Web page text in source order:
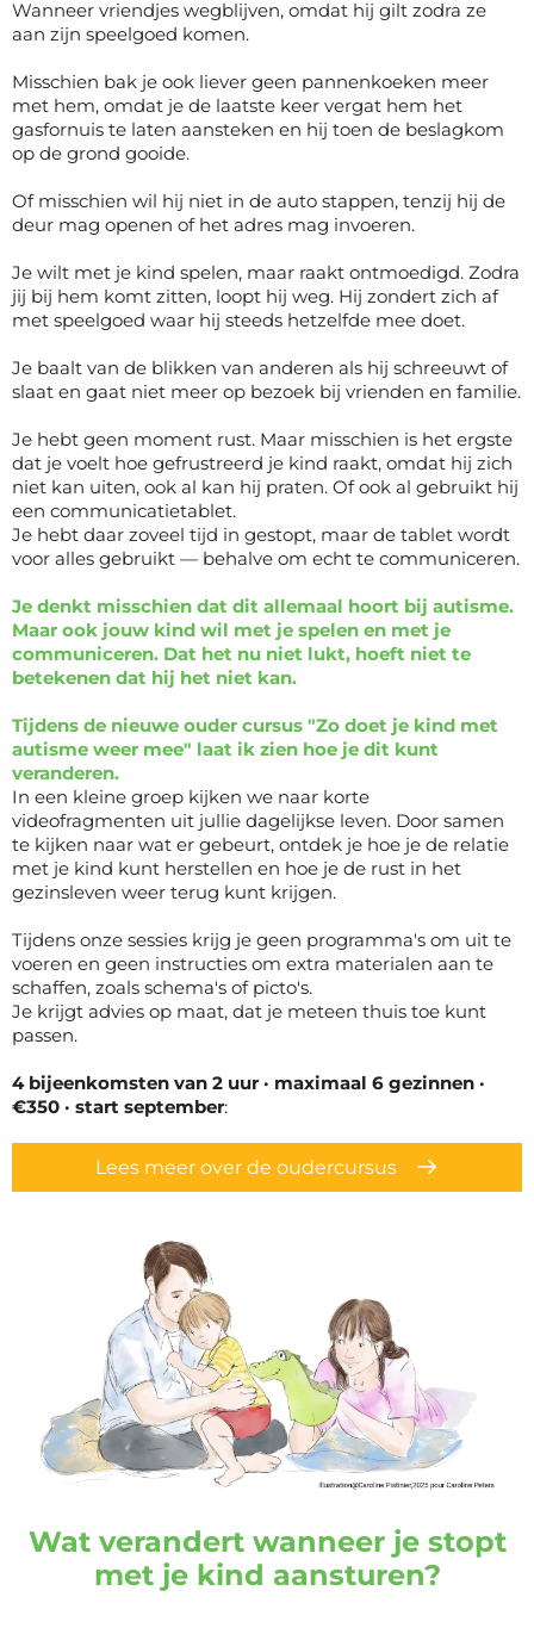
Wanneer vriendjes wegblijven, omdat hij gilt zodra ze
aan zijn speelgoed komen.
Misschien bak je ook liever geen pannenkoeken meer
met hem, omdat je de laatste keer vergat hem het
gasfornuis te laten aansteken en hij toen de beslagkom
op de grond gooide.
Of misschien wil hij niet in de auto stappen, tenzij hij de
deur mag openen of het adres mag invoeren.
Je wilt met je kind spelen, maar raakt ontmoedigd. Zodra
jij bij hem komt zitten, loopt hij weg. Hij zondert zich af
met speelgoed waar hij steeds hetzelfde mee doet.
Je baalt van de blikken van anderen als hij schreeuwt of
slaat en gaat niet meer op bezoek bij vrienden en familie.
Je hebt geen moment rust. Maar misschien is het ergste
dat je voelt hoe gefrustreerd je kind raakt, omdat hij zich
niet kan uiten, ook al kan hij praten. Of ook al gebruikt hij
een communicatietablet.
Je hebt daar zoveel tijd in gestopt, maar de tablet wordt
voor alles gebruikt — behalve om echt te communiceren.
Je denkt misschien dat dit allemaal hoort bij autisme.
Maar ook jouw kind wil met je spelen en met je
communiceren. Dat het nu niet lukt, hoeft niet te
betekenen dat hij het niet kan.
Tijdens de nieuwe ouder cursus "Zo doet je kind met
autisme weer mee" laat ik zien hoe je dit kunt
veranderen.
In een kleine groep kijken we naar korte
videofragmenten uit jullie dagelijkse leven. Door samen
te kijken naar wat er gebeurt, ontdek je hoe je de relatie
met je kind kunt herstellen en hoe je de rust in het
gezinsleven weer terug kunt krijgen.
Tijdens onze sessies krijg je geen programma's om uit te
voeren en geen instructies om extra materialen aan te
schaffen, zoals schema's of picto's.
Je krijgt advies op maat, dat je meteen thuis toe kunt
passen.
4 bijeenkomsten van 2 uur · maximaal 6 gezinnen ·
€350 · start september:
Lees meer over de oudercursus
Wat verandert wanneer je stopt
met je kind aansturen?